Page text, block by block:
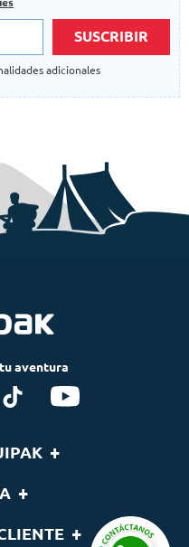
SUSCRIBIR
adicionales
+
+
+